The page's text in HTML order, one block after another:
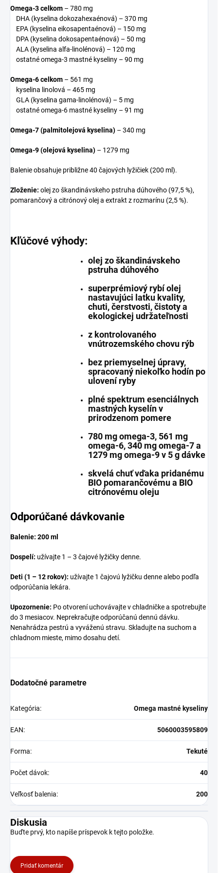
Omega-3 celkom – 780 mg
DHA (kyselina dokozahexaénová) – 370 mg
EPA (kyselina eikosapentaénová) – 150 mg
DPA (kyselina dokosapentaénová) – 50 mg
ALA (kyselina alfa-linolénová) – 120 mg
ostatné omega-3 mastné kyseliny – 90 mg
Omega-6 celkom – 561 mg
kyselina linolová – 465 mg
GLA (kyselina gama-linolénová) – 5 mg
ostatné omega-6 mastné kyseliny – 91 mg
Omega-7 (palmitolejová kyselina) – 340 mg
Omega-9 (olejová kyselina) – 1279 mg
Balenie obsahuje približne 40 čajových lyžičiek (200 ml).
Zloženie: olej zo škandinávskeho pstruha dúhového (97,5 %),
pomarančový a citrónový olej a extrakt z rozmarínu (2,5 %).
Kľúčové výhody:
olej zo škandinávskeho
pstruha dúhového
superprémiový rybí olej
nastavujúci latku kvality,
chuti, čerstvosti, čistoty a
ekologickej udržateľnosti
z kontrolovaného
vnútrozemského chovu rýb
bez priemyselnej úpravy,
spracovaný niekoľko hodín po
ulovení ryby
plné spektrum esenciálnych
mastných kyselín v
prirodzenom pomere
780 mg omega-3, 561 mg
omega-6, 340 mg omega-7 a
1279 mg omega-9 v 5 g dávke
skvelá chuť vďaka pridanému
BIO pomarančovému a BIO
citrónovému oleju
Odporúčané dávkovanie
Balenie: 200 ml
Dospelí: užívajte 1 – 3 čajové lyžičky denne.
Deti (1 – 12 rokov): užívajte 1 čajovú lyžičku denne alebo podľa
odporúčania lekára.
Upozornenie: Po otvorení uchovávajte v chladničke a spotrebujte
do 3 mesiacov. Neprekračujte odporúčanú dennú dávku.
Nenahrádza pestrú a vyváženú stravu. Skladujte na suchom a
chladnom mieste, mimo dosahu detí.
Dodatočné parametre
Kategória: Omega mastné kyseliny
EAN: 5060003595809
Forma: Tekuté
Počet dávok: 40
Veľkosť balenia: 200
Diskusia
Buďte prvý, kto napíše príspevok k tejto položke.
Pridať komentár